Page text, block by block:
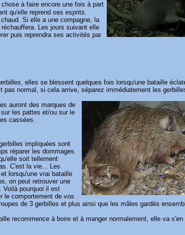
chose à faire encore une fois à part
qu'elle reprend ses esprits.
chaud. Si elle a une compagne, la
Les jours suivant elle
puis reprendra ses activités par
elles se blessent quelques fois lorsqu'une bataille
pas normal, si cela arrive, séparez immédiatement les
auront des marques de
les pattes et/ou sur le
cassées.
impliquées sont
réparer les dommages.
soit tellement
C'est la vie... Les
lorsqu'une vrai bataille
on peut retrouver une
Voilà pourquoi il est
le comportement de vos
de 3 gerbilles et plus ainsi que les mâles gardés
recommence à boire et à manger normalement, elle va s'en